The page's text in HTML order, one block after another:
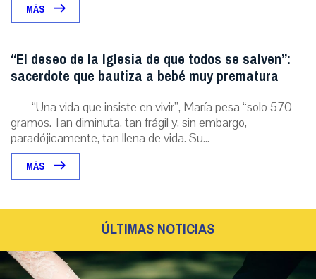
MÁS
“El deseo de la Iglesia de que todos se salven”:
sacerdote que bautiza a bebé muy prematura
“Una vida que insiste en vivir”, María pesa “solo 570
gramos. Tan diminuta, tan frágil y, sin embargo,
paradójicamente, tan llena de vida. Su...
MÁS
ÚLTIMAS NOTICIAS